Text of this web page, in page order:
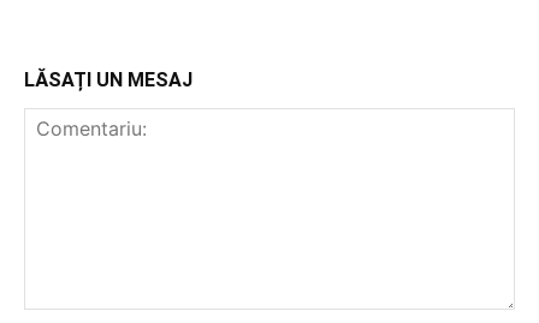
LĂSAȚI UN MESAJ